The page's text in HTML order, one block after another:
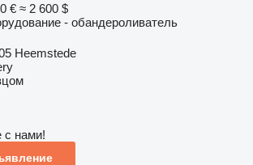
€ ≈ 2 600 $
- обандероливатель
Heemstede
с нами!